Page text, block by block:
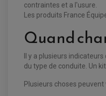
contraintes et a l'usure.
Les produits France
Quand
Il y a plusieurs
du type de conduite. Un
Plusieurs choses